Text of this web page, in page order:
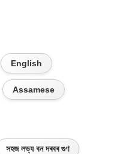
English
Assamese
সহজ লভ্য বন দৰবৰ গুণ